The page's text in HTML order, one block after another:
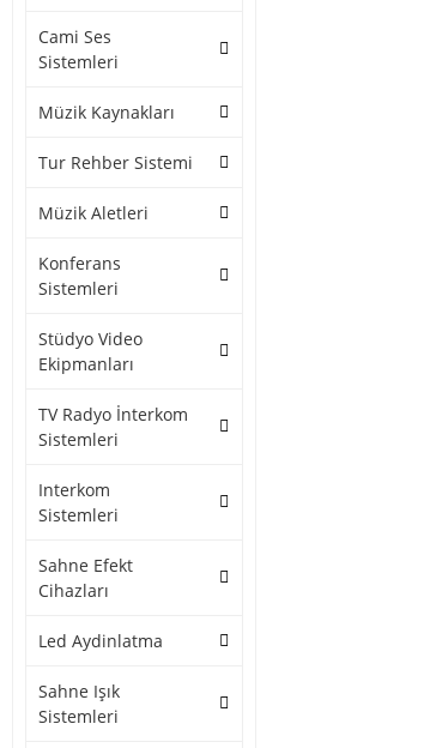
Cami Ses
Sistemleri
Müzik Kaynakları
Tur Rehber Sistemi
Müzik Aletleri
Konferans
Sistemleri
Stüdyo Video
Ekipmanları
TV Radyo İnterkom
Sistemleri
Interkom
Sistemleri
Sahne Efekt
Cihazları
Led Aydinlatma
Sahne Işık
Sistemleri